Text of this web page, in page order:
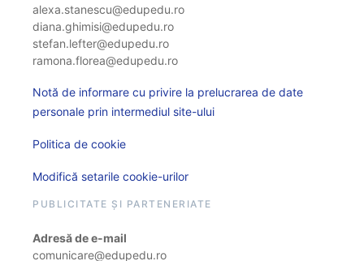
alexa.stanescu@edupedu.ro
diana.ghimisi@edupedu.ro
stefan.lefter@edupedu.ro
ramona.florea@edupedu.ro
Notă de informare cu privire la prelucrarea de date
personale prin intermediul site-ului
Politica de cookie
Modifică setarile cookie-urilor
PUBLICITATE ȘI PARTENERIATE
Adresă de e-mail
comunicare@edupedu.ro